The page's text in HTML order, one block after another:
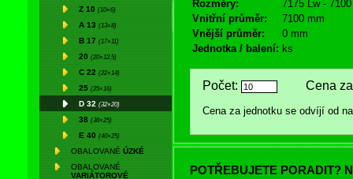
Z 10 (10×6)
A 13 (13×8)
B 17 (17×11)
20 (20×12,5)
C 22 (22×14)
25 (25×16)
D 32 (32×20)
38 (38×25)
E 40 (40×25)
OBALOVANÉ ÚZKÉ
OBALOVANÉ
VARIÁTOROVÉ
Rozměry:
7175 Lw -
Vnitřní průměr:
7100 mm
Vnější průměr:
0 mm
Jednotka / balení: ks
Počet: Cena za
Cena za jednotku se odvíjí od
POTŘEBUJETE PORADIT?